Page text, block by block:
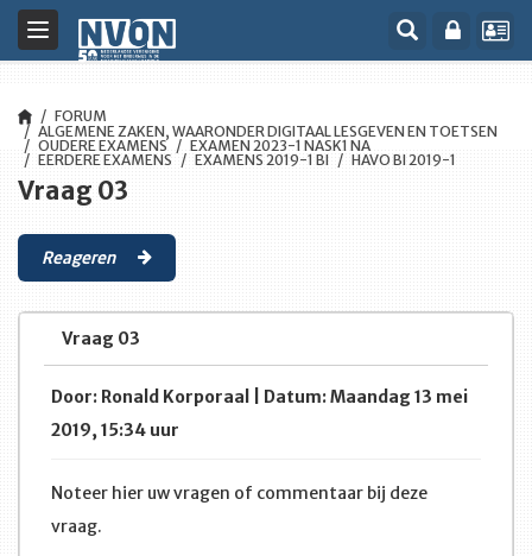
Toggle
navigation
FORUM
ALGEMENE ZAKEN, WAARONDER DIGITAAL LESGEVEN EN TOETSEN
OUDERE EXAMENS
EXAMEN 2023-1 NASK1 NA
EERDERE EXAMENS
EXAMENS 2019-1 BI HAVO BI 2019-1
Vraag 03
Reageren
Vraag 03
Door: Ronald Korporaal | Datum: Maandag 13 mei
2019, 15:34 uur
Noteer hier uw vragen of commentaar bij deze
vraag.